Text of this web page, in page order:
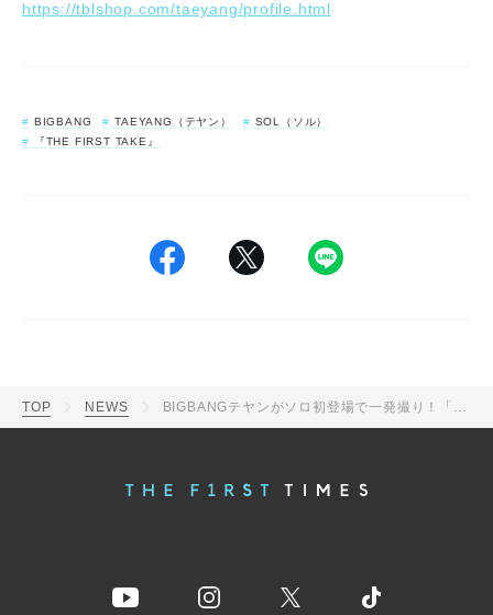
https://tblshop.com/taeyang/profile.html
BIGBANG TAEYANG（テヤン）
SOL（ソル）
『THE FIRST TAKE』
TOP NEWS BIGBANGテヤンがソロ初登場で一発撮り！「自分にとって最もふさわしいと感じる楽曲を選ばせていただきました」